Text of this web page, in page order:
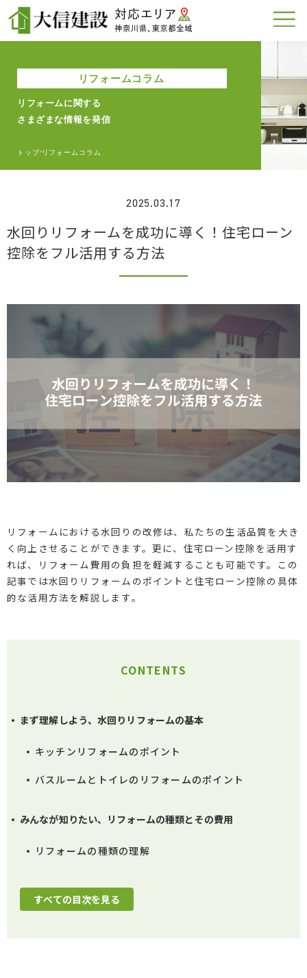
リフォームコラム
リフォームに関する
さまざまな情報を発信
トップ>リフォームコラム
2025.03.17
水回りリフォームを成功に導く！住宅ローン
控除をフル活用する方法
リフォームにおける水回りの改修は、私たちの生活品質を大き
く向上させることができます。更に、住宅ローン控除を活用す
れば、リフォーム費用の負担を軽減することも可能です。この
記事では水回りリフォームのポイントと住宅ローン控除の具体
的な活用方法を解説します。
CONTENTS
まず理解しよう、水回りリフォームの基本
キッチンリフォームのポイント
バスルームとトイレのリフォームのポイント
みんなが知りたい、リフォームの種類とその費用
リフォームの種類の理解
すべての目次を見る